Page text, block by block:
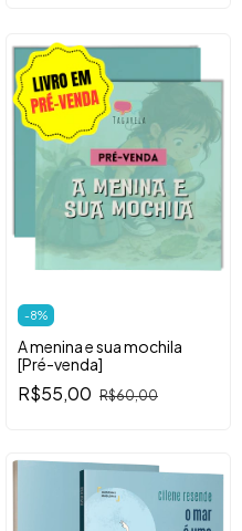
-8%
A menina e sua mochila
[Pré-venda]
R$55,00 R$60,00